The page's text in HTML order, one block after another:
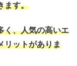
ます。
く、人気の高いエ
リットがありま